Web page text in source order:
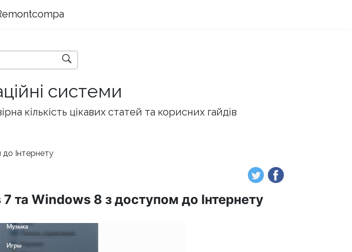
системи
кількість цікавих статей та корисних гайдів
Інтернету
Windows 8 з доступом до Інтернету